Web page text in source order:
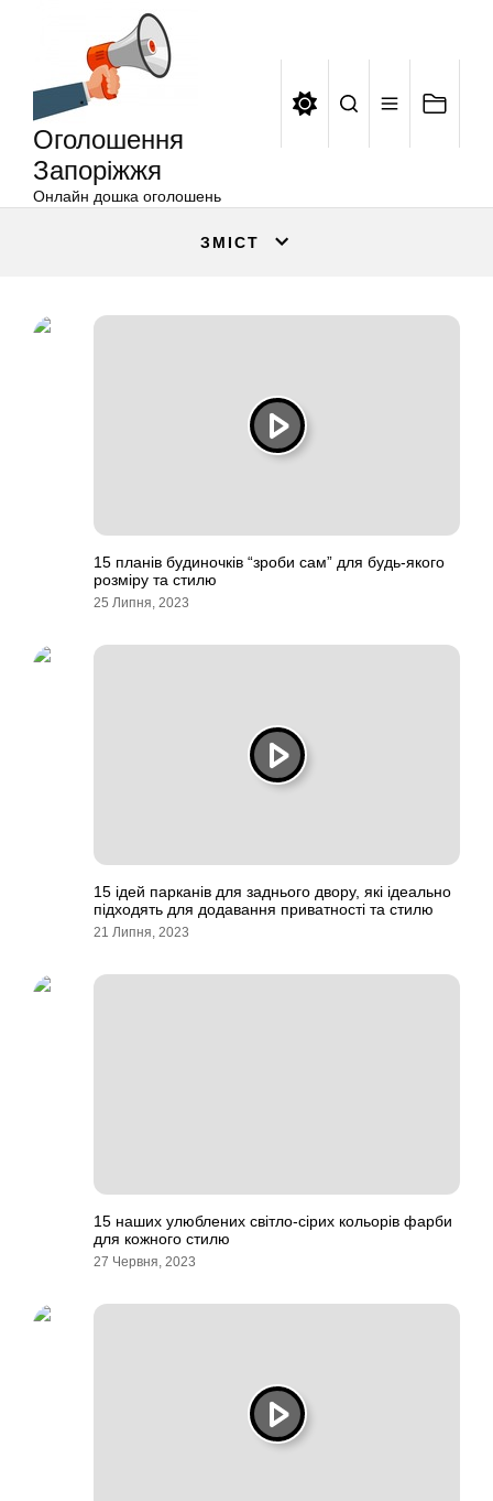
Оголошення
Запоріжжя
Онлайн дошка оголошень
ЗМІСТ
15 планів будиночків “зроби сам” для будь-якого
розміру та стилю
25 Липня, 2023
15 ідей парканів для заднього двору, які ідеально
підходять для додавання приватності та стилю
21 Липня, 2023
15 наших улюблених світло-сірих кольорів фарби
для кожного стилю
27 Червня, 2023